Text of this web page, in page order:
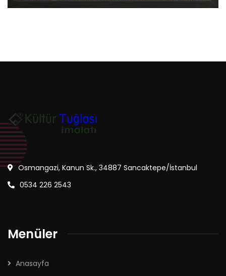
Osmangazi, Kanun Sk., 34887 Sancaktepe/İstanbul
0534 226 2543
Menüler
Anasayfa